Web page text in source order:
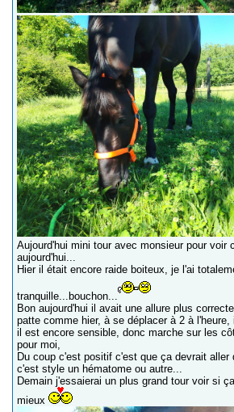
Aujourd'hui mini tour avec monsieur pour voir
aujourd'hui...
Hier il était encore raide boiteux, je l'ai
tranquille...bouchon...
Bon aujourd'hui il avait une allure plus
patte comme hier, à se déplacer à 2 à l'heure,
il est encore sensible, donc marche sur les
pour moi,
Du coup c'est positif c'est que ça devrait aller
c'est style un hématome ou autre...
Demain j'essaierai un plus grand tour voir si
mieux